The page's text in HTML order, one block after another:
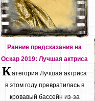
Ранние предсказания на
Оскар 2019: Лучшая актриса
Категория Лучшая актриса
в этом году превратилась в
кровавый бассейн из-за